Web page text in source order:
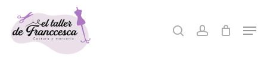
main
search account
Close